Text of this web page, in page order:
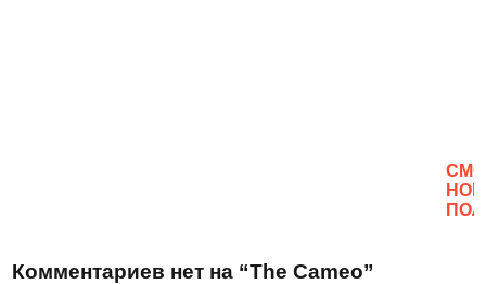
Комментариев нет на “The Cameo”